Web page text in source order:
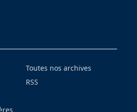
Toutes nos archives
RSS